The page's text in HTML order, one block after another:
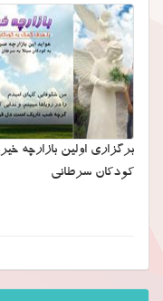
برگزاری اولین بازارچه
کودکان سرطانی